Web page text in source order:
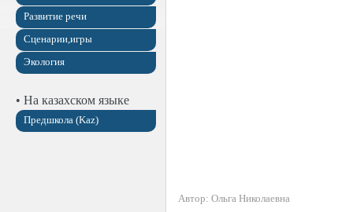
Развитие речи
Сценарии,игры
Экология
• На казахском языке
Предшкола (Kaz)
Автор: Ольга Николаевна